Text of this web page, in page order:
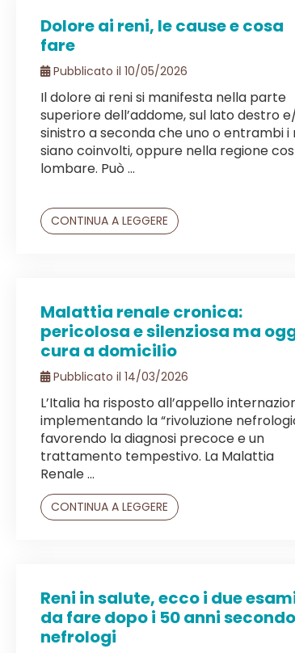
Dolore ai reni, le cause e cosa
fare
Pubblicato il 10/05/2026
Il dolore ai reni si manifesta nella parte
superiore dell’addome, sul lato destro
sinistro a seconda che uno o entrambi i
siano coinvolti, oppure nella regione
lombare. Può ...
CONTINUA A LEGGERE
Malattia renale cronica:
pericolosa e silenziosa ma
cura a domicilio
Pubblicato il 14/03/2026
L’Italia ha risposto all’appello
implementando la “rivoluzione
favorendo la diagnosi precoce e un
trattamento tempestivo. La Malattia
Renale ...
CONTINUA A LEGGERE
Reni in salute, ecco i due
da fare dopo i 50 anni
nefrologi